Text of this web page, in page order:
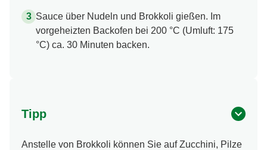
Sauce über Nudeln und Brokkoli gießen. Im
vorgeheizten Backofen bei 200 °C (Umluft: 175
°C) ca. 30 Minuten backen.
Tipp
Anstelle von Brokkoli können Sie auf Zucchini, Pilze